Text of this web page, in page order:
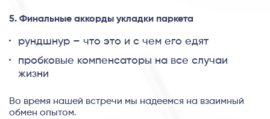
5. Финальные аккорды укладки паркета
рундшнур – что это и с чем его едят
пробковые компенсаторы на все случаи
жизни
Во время нашей встречи мы надеемся на взаимный
обмен опытом.